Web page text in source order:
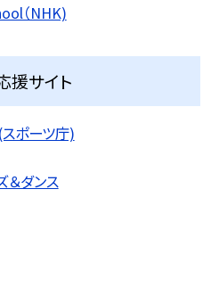
（NHK)
援サイト
ポーツ庁)
＆ダンス